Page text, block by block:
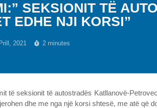
SEKSIONIT TË
EDHE NJI KORSI”
2021 2 minutes
të seksionit të autostradës Katllanovë-
dhe me nga një korsi shtesë, me atë që